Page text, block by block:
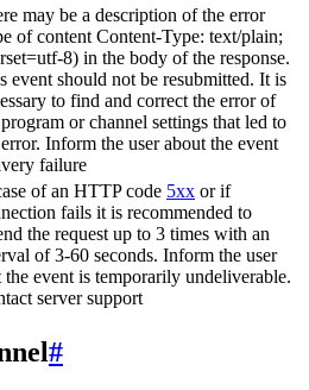
may be a description of the error
of content Content-Type: text/plain;
8) in the body of the response.
event should not be resubmitted. It is
to find and correct the error of
or channel settings that led to
Inform the user about the event
failure
of an HTTP code 5xx or if
fails it is recommended to
the request up to 3 times with an
of 3-60 seconds. Inform the user
the event is temporarily undeliverable.
server support
#